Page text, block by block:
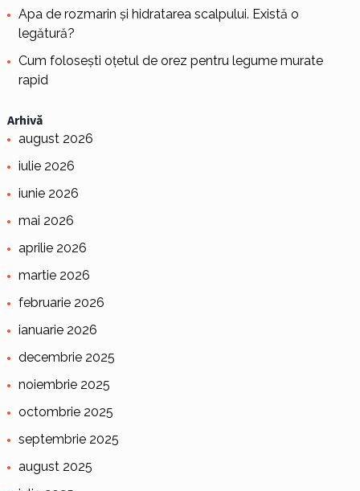
Apa de rozmarin și hidratarea scalpului. Există o
legătură?
Cum folosești oțetul de orez pentru legume murate
rapid
Arhivă
august 2026
iulie 2026
iunie 2026
mai 2026
aprilie 2026
martie 2026
februarie 2026
ianuarie 2026
decembrie 2025
noiembrie 2025
octombrie 2025
septembrie 2025
august 2025